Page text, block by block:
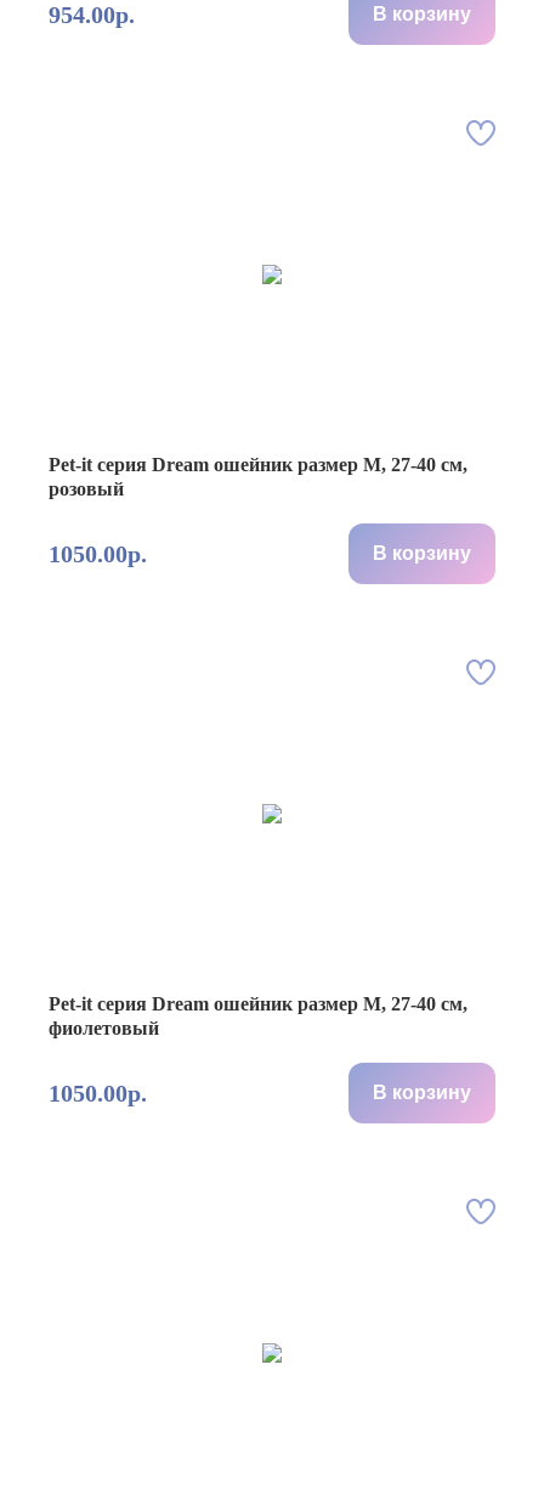
954.00р. В корзину
Pet-it серия Dream ошейник размер M, 27-40 см,
розовый
1050.00р. В корзину
Pet-it серия Dream ошейник размер M, 27-40 см,
фиолетовый
1050.00р. В корзину